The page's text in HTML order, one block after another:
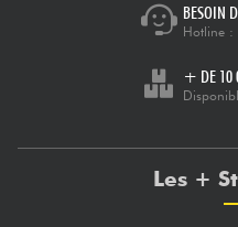
BESOIN
Hotline :
+ DE 10
Les +